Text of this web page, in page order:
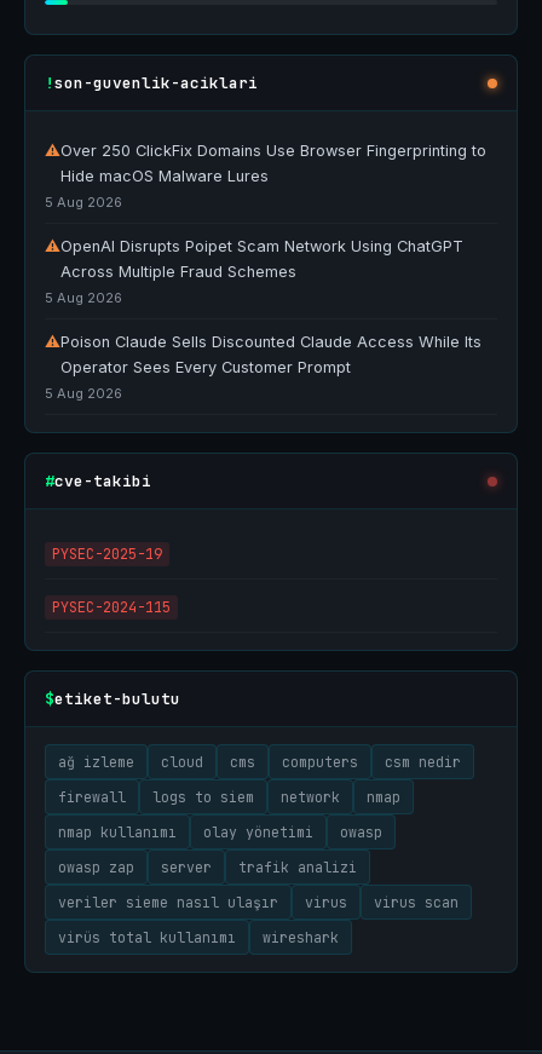
!son-guvenlik-aciklari
⚠Over 250 ClickFix Domains Use Browser Fingerprinting to
Hide macOS Malware Lures
5 Aug 2026
⚠OpenAI Disrupts Poipet Scam Network Using ChatGPT
Across Multiple Fraud Schemes
5 Aug 2026
⚠Poison Claude Sells Discounted Claude Access While Its
Operator Sees Every Customer Prompt
5 Aug 2026
#cve-takibi
PYSEC-2025-19
PYSEC-2024-115
$etiket-bulutu
ağ izleme cloud cms computers
csm nedir
firewall
logs to siem network
nmap
nmap kullanımı
olay yönetimi
owasp
owasp zap
server
trafik analizi
veriler sieme nasıl ulaşır
virus
virus scan
virüs total kullanımı
wireshark